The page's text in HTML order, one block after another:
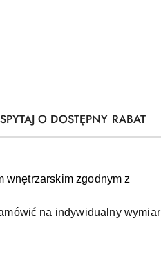
O DOSTĘPNY RABAT
wnętrzarskim zgodnym z
na indywidualny wymiar